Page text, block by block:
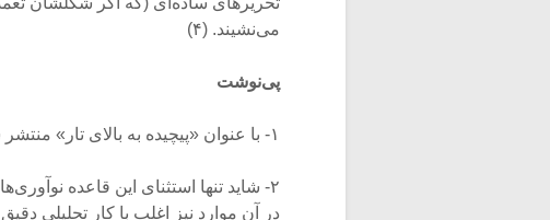
می‌نشیند. (۴)
پی‌نوشت‌
۱- با عنوان «پیچیده به بالای تار» منتشر شده در مجله‌ی «فرهنگ و آهنگ» شماره‌ی ۳۰.
۲- شاید تنها استثنای این قاعده
در آن موارد نیز اغلب با کار تحلیلی